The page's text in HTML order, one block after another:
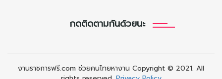
กดติดตามกันด้วยนะ
งานราชการฟรี.com ช่วยคนไทยหางาน Copyright © 2021. All